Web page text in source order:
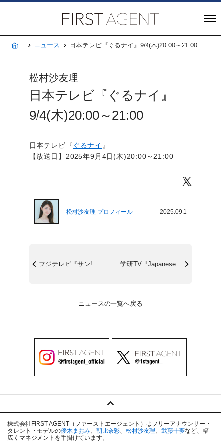
ホームニュース 日本テレビ『ぐるナイ』9/4(木)20:00～21:00
松村沙友理
日本テレビ『ぐるナイ』
9/4(木)20:00～21:00
日本テレビ『 ぐるナイ 』
【放送日】2025年9月4日(木)20:00～21:00
松村沙友理 プロフィール 2025.09.1
フジテレビ『サン!シャイン』9/5(金)... 学研TV『Japanese Comfor...
ニュースの一覧へ戻る
株式会社FIRST AGENT（ファーストエージェント）はフリーアナウンサー・
タレント・モデルの優木まおみ、 朝比奈彩、 松村沙友理、 武藤十夢など、幅
広くマネジメントを手掛けています。